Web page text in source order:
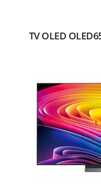
TV OLED